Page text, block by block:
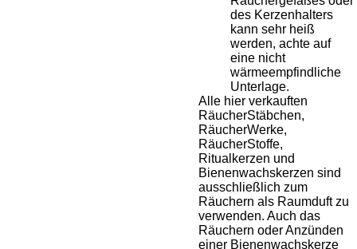
des Kerzenhalters
kann sehr heiß
werden, achte auf
eine nicht
wärmeempfindliche
Unterlage.
Alle hier verkauften
RäucherStäbchen,
RäucherWerke,
RäucherStoffe,
Ritualkerzen und
Bienenwachskerzen sind
ausschließlich zum
Räuchern als Raumduft zu
verwenden. Auch das
Räuchern oder Anzünden
einer Bienenwachskerze